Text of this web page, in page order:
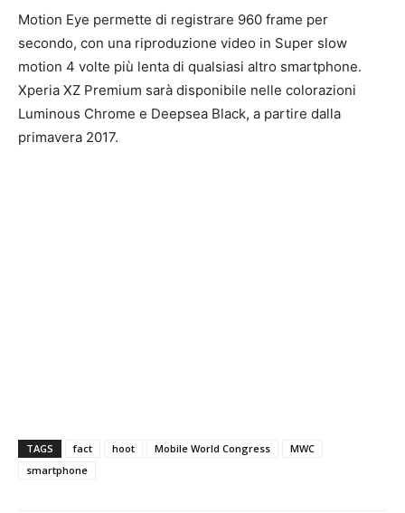
Motion Eye permette di registrare 960 frame per
secondo, con una riproduzione video in Super slow
motion 4 volte più lenta di qualsiasi altro smartphone.
Xperia XZ Premium sarà disponibile nelle colorazioni
Luminous Chrome e Deepsea Black, a partire dalla
primavera 2017.
TAGS fact hoot Mobile World Congress
MWC
smartphone